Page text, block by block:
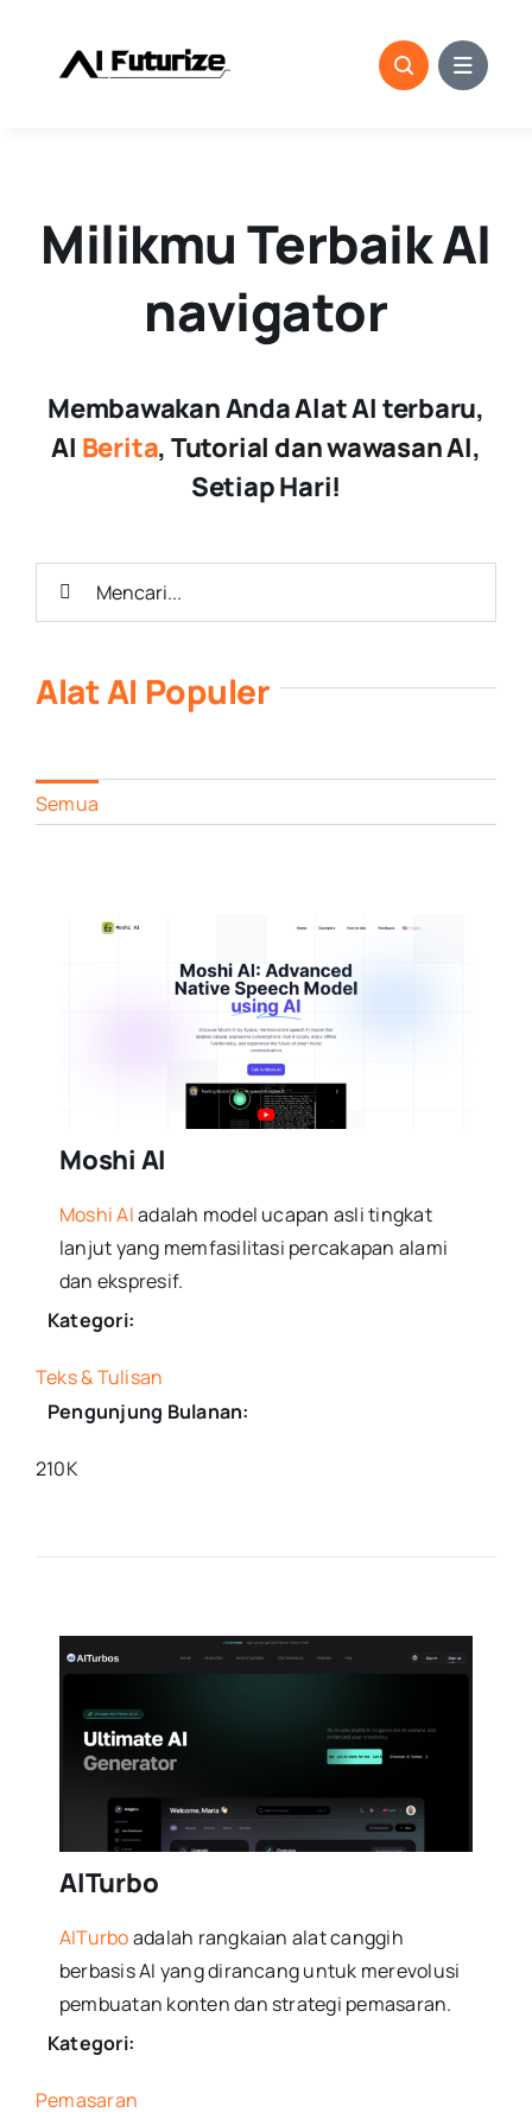
konten
MilikmuTerbaikAI
navigator
Membawakan Anda Alat AI terbaru,
AI Berita, Tutorial dan wawasan AI,
Setiap Hari!
Pencarian
Alat AI Populer
Semua
Moshi AI
Moshi AIadalah model ucapan asli tingkat
lanjut yang memfasilitasi percakapan alami
dan ekspresif.
Kategori:
Teks & Tulisan
Pengunjung Bulanan:
210K
AITurbo
AITurboadalah rangkaian alat canggih
berbasis AI yang dirancang untuk merevolusi
pembuatan konten dan strategi pemasaran.
Kategori:
Pemasaran